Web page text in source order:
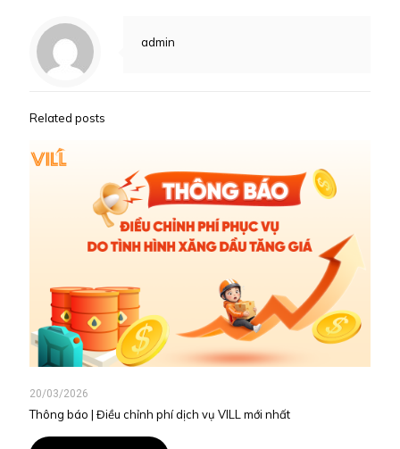
admin
Related posts
20/03/2026
Thông báo | Điều chỉnh phí dịch vụ VILL mới nhất